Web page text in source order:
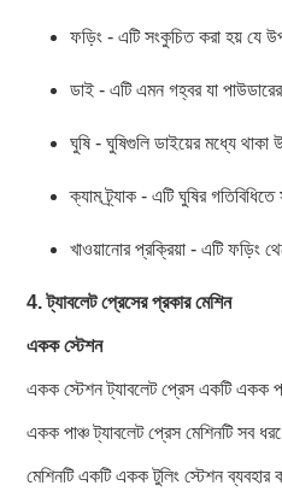
ফড়িং - এটি সংকুচিত করা হয় যে
ডাই - এটি এমন গহ্বর যা
ঘুষি - ঘুষিগুলি ডাইয়ের মধ্যে
ক্যাম ট্র্যাক - এটি ঘুষির
খাওয়ানোর প্রক্রিয়া - এটি ফড়িং
4.ট্যাবলেট প্রেসের প্রকারমেশিন
একক স্টেশন
একক স্টেশন ট্যাবলেট প্রেস একটি একক
একক পাঞ্চ ট্যাবলেট প্রেস মেশিনটি সব
মেশিনটি একটি একক টুলিং স্টেশন